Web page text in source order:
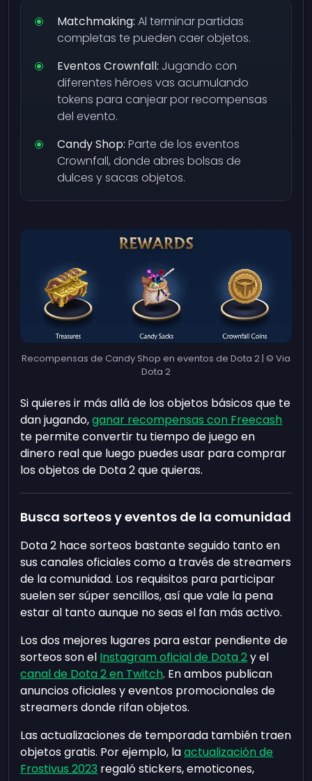
Matchmaking: Al terminar partidas
completas te pueden caer objetos.
Eventos Crownfall: Jugando con
diferentes héroes vas acumulando
tokens para canjear por recompensas
del evento.
Candy Shop: Parte de los eventos
Crownfall, donde abres bolsas de
dulces y sacas objetos.
Recompensas de Candy Shop en eventos de Dota 2 | © Via
Dota 2
Si quieres ir más allá de los objetos básicos que te
dan jugando,ganar recompensas con Freecash
te permite convertir tu tiempo de juego en
dinero real que luego puedes usar para comprar
los objetos de Dota 2 que quieras.
Busca sorteos y eventos de la comunidad
Dota 2 hace sorteos bastante seguido tanto en
sus canales oficiales como a través de streamers
de la comunidad. Los requisitos para participar
suelen ser súper sencillos, así que vale la pena
estar al tanto aunque no seas el fan más activo.
Los dos mejores lugares para estar pendiente de
sorteos son el Instagram oficial de Dota 2y el
canal de Dota 2 en Twitch. En ambos publican
anuncios oficiales y eventos promocionales de
streamers donde rifan objetos.
Las actualizaciones de temporada también traen
objetos gratis. Por ejemplo, laactualización de
Frostivus 2023 regaló stickers, emoticones,